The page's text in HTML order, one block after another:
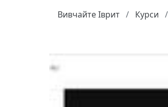
Вивчайте Іврит
Курси